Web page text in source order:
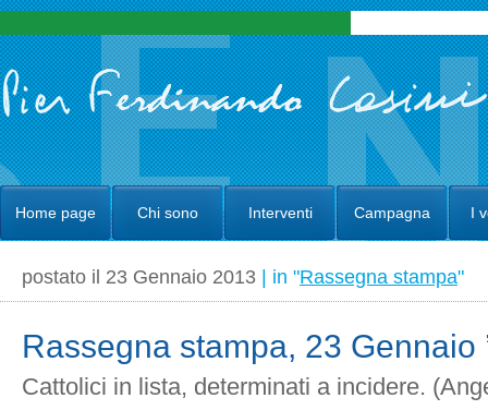
Home page Chi sono Interventi Campagna I
postato il 23 Gennaio 2013 | in "Rassegna stampa"
Rassegna stampa, 23 Gennaio
Cattolici in lista, determinati a incidere.